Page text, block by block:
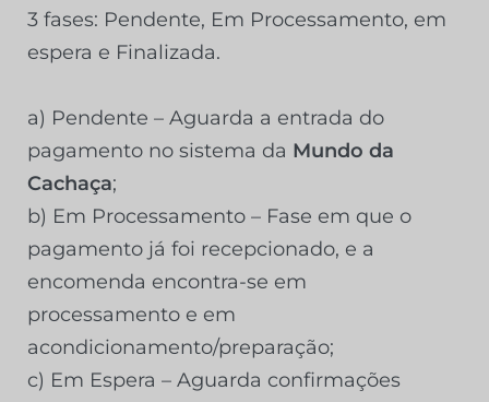
3 fases: Pendente, Em Processamento, em
espera e Finalizada.
a) Pendente – Aguarda a entrada do
pagamento no sistema da Mundo da
Cachaça;
b) Em Processamento – Fase em que o
pagamento já foi recepcionado, e a
encomenda encontra-se em
processamento e em
acondicionamento/preparação;
c) Em Espera – Aguarda confirmações